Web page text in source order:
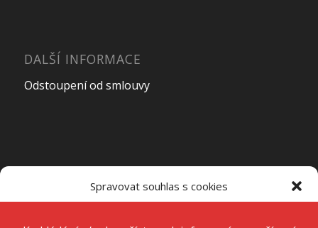
Spravovat souhlas s cookies
DALŠÍ INFORMACE
Odstoupení od smlouvy
Pondělí – Pátek7:00 – 15:00